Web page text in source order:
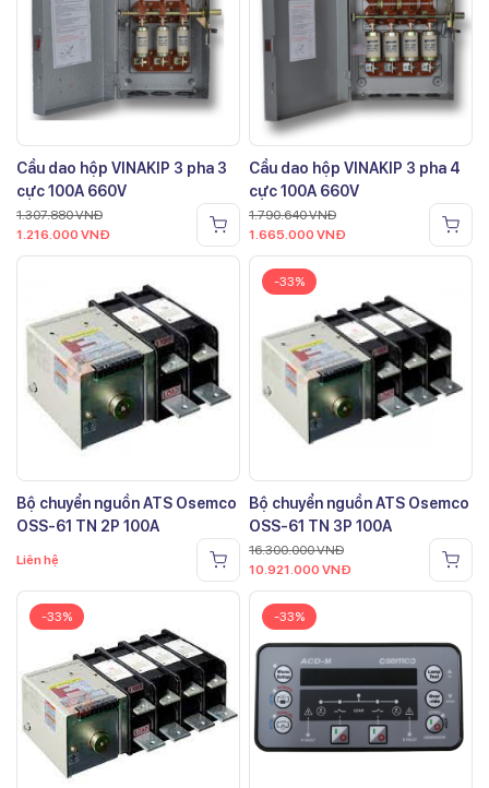
Cầu dao hộp VINAKIP 3 pha 3
cực 100A 660V
1.307.880VNĐ
1.216.000 VNĐ
Cầu dao hộp VINAKIP 3 pha 4
cực 100A 660V
1.790.640VNĐ
1.665.000 VNĐ
Bộ chuyển nguồn ATS Osemco
OSS-61 TN 2P 100A
Liên hệ
-33%
Bộ chuyển nguồn ATS Osemco
OSS-61 TN 3P 100A
16.300.000VNĐ
10.921.000 VNĐ
-33% -33%